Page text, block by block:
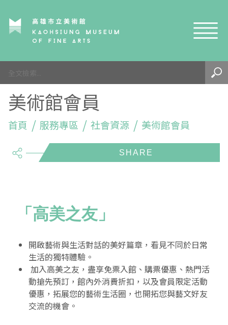
網站導覽
參觀資訊
參觀須知
開館時間
環境介紹
藝術生態園區
兒童美術館
無障礙服務專區
易讀手冊
高美書屋
三秌茶屋
Pasadena
Pinkoi 電商平台
展覽與活動
展覽資訊
典藏與研究
精選典藏
典藏圖檔申請
藝術認證 / 百夜默讀 / 高雄ART青
南島當代記憶工程
視覺藝術影像資料庫
研究出版
系列出版
線上學習
線上書
雄雄藝見你│Podcast
時代之聲│Podcasts
典藏賞析│Podcasts
視覺影像資料庫│影音紀錄
線上展覽
珍珠—南方視野的女性藝術
多元史觀特藏室二部曲：南方作為衝撞之所
流於形式—梁任宏個展(1999-2024)
AR/VR體驗
寓懷的行板：劉生容研究展
來自大地的祝福— 2019-2020典藏捐贈展
線上學習資源
相遇在南方 - 教/學包
高美館
關於高美館/年報
關於館長
組織職掌
兒童美術館
關於兒童美術館
藝術生態園區
高美之友
EN TW
美術館會員
首頁 服務專區 社會資源 美術館會員
share
「高美之友」
開啟藝術與生活對話的美好篇章，看見不同於日常
生活的獨特體驗。
加入高美之友，盡享免票入館、購票優惠、熱門活
動搶先預訂，館內外消費折扣，以及會員限定活動
優惠，拓展您的藝術生活圈，也開拓您與藝文好友
交流的機會。